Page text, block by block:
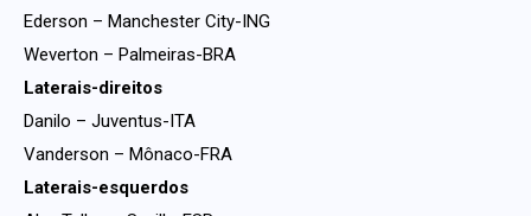
Ederson – Manchester City-ING
Weverton – Palmeiras-BRA
Laterais-direitos
Danilo – Juventus-ITA
Vanderson – Mônaco-FRA
Laterais-esquerdos